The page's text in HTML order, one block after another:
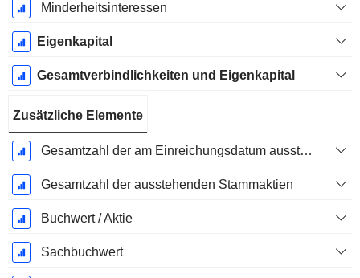
Minderheitsinteressen
Eigenkapital
Gesamtverbindlichkeiten und Eigenkapital
Zusätzliche Elemente
Gesamtzahl der am Einreichungsdatum ausstehenden Aktien
Gesamtzahl der ausstehenden Stammaktien
Buchwert / Aktie
Sachbuchwert